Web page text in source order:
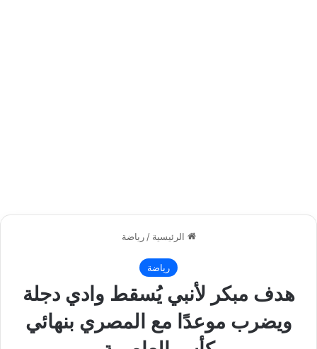
الرئيسية / رياضة
رياضة
هدف مبكر لأنبي يُسقط وادي دجلة
ويضرب موعدًا مع المصري بنهائي